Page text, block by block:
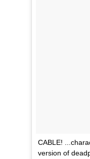
CABLE!
version of